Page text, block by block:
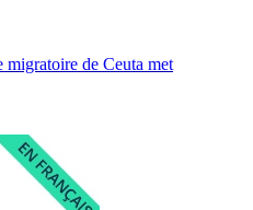
migratoire de Ceuta met